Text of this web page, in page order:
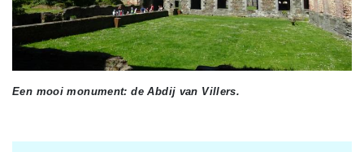
Een mooi monument: de Abdij van Villers.